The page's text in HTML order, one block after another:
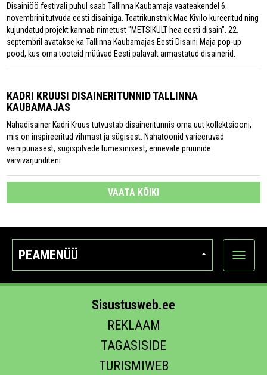
Disainiöö festivali puhul saab Tallinna Kaubamaja vaateakendel 6.
novembrini tutvuda eesti disainiga. Teatrikunstnik Mae Kivilo kureeritud ning
kujundatud projekt kannab nimetust "METSIKULT hea eesti disain". 22.
septembril avatakse ka Tallinna Kaubamajas Eesti Disaini Maja pop-up
pood, kus oma tooteid müüvad Eesti palavalt armastatud disainerid.
KADRI KRUUSI DISAINERITUNNID TALLINNA
KAUBAMAJAS
Nahadisainer Kadri Kruus tutvustab disaineritunnis oma uut kollektsiooni,
mis on inspireeritud vihmast ja sügisest. Nahatoonid varieeruvad
veinipunasest, sügispilvede tumesinisest, erinevate pruunide
värvivarjunditeni.
VAATA KÕIKI
PEAMENÜÜ
Ava
Sisustusweb.ee
REKLAAM
TAGASISIDE
TURISMIWEB